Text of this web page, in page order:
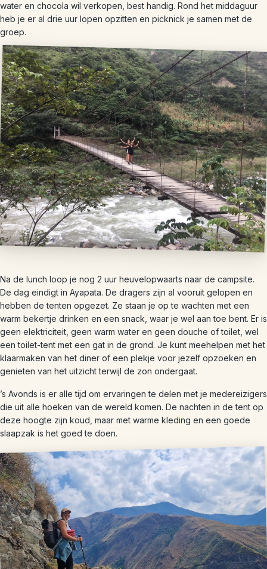
water en chocola wil verkopen, best handig. Rond het middaguur
heb je er al drie uur lopen opzitten en picknick je samen met de
groep.
Na de lunch loop je nog 2 uur heuvelopwaarts naar de campsite.
De dag eindigt in Ayapata. De dragers zijn al vooruit gelopen en
hebben de tenten opgezet. Ze staan je op te wachten met een
warm bekertje drinken en een snack, waar je wel aan toe bent. Er is
geen elektriciteit, geen warm water en geen douche of toilet, wel
een toilet-tent met een gat in de grond. Je kunt meehelpen met het
klaarmaken van het diner of een plekje voor jezelf opzoeken en
genieten van het uitzicht terwijl de zon ondergaat.
’s Avonds is er alle tijd om ervaringen te delen met je medereizigers
die uit alle hoeken van de wereld komen. De nachten in de tent op
deze hoogte zijn koud, maar met warme kleding en een goede
slaapzak is het goed te doen.